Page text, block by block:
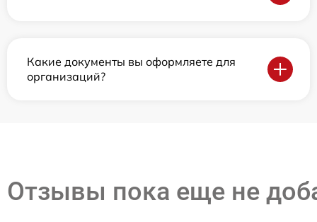
Какие документы вы оформляете для
организаций?
Отзывы пока еще не